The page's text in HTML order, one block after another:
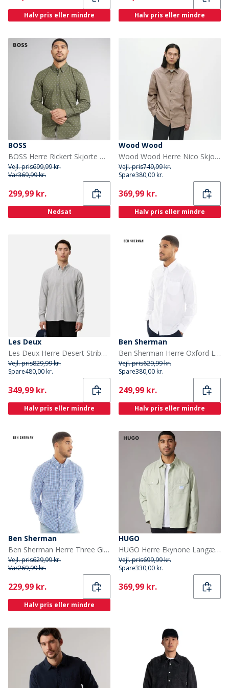
Halv pris eller mindre Halv pris eller mindre
BOSS
BOSS Herre Rickert Skjorte Open Green
Vejl. pris699,99 kr.
Var369,99 kr.
Current
299,99 kr.
Nedsat
Wood Wood
Wood Wood Herre Nico Skjorte Fallen Rock
Vejl. pris749,99 kr.
Spare380,00 kr.
Current
369,99 kr.
Halv pris eller mindre
Les Deux
Les Deux Herre Desert Stribe Skjorte Grey Melange
Vejl. pris829,99 kr.
Spare480,00 kr.
Current
349,99 kr.
Halv pris eller mindre
Ben Sherman
Ben Sherman Herre Oxford Langærmet shirts Hvid
Vejl. pris629,99 kr.
Spare380,00 kr.
Current
249,99 kr.
Halv pris eller mindre
Ben Sherman
Ben Sherman Herre Three Gingham Langærmet shirts Blå
Vejl. pris629,99 kr.
Var269,99 kr.
Current
229,99 kr.
Halv pris eller mindre
HUGO
HUGO Herre Ekynone Langærmet Skjorte Open Green
Vejl. pris699,99 kr.
Spare330,00 kr.
Current
369,99 kr.